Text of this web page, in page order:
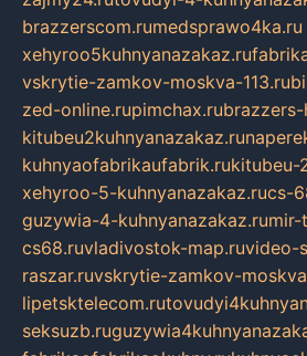
brazzerscom.rumedsprawo4ka.ru
xehyroo5kuhnyanazakaz.ru
vskrytie-zamkov-moskva-113.ru
zed-online.rupimchax.rubrazzers-
kitubeu2kuhnyanazakaz.ru
kuhnyaofabrikaufabrik.rukitubeu-
xehyroo-5-kuhnyanazakaz.rucs-
guzywia-4-kuhnyanazakaz.rumir-
cs68.ruvladivostok-map.ruvideo-
raszar.ruvskrytie-zamkov-
lipetsktelecom.ru
seksuzb.ru